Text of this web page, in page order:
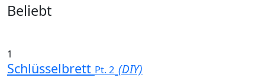
Widgets
Beliebt
1
Schlüsselbrett Pt. 2 (DIY)